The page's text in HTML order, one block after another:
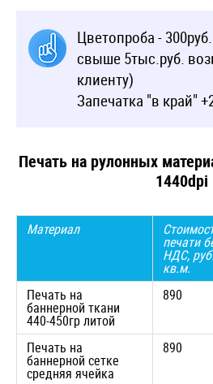
Цветопроба -
свыше 5тыс.руб.
клиенту)
Запечатка "в край"
Печать на рулонных
1440dpi
Материал
печати
НДС,
кв.м.
Печать на
баннерной ткани
440-450гр литой
890
Печать на
баннерной сетке
средняя ячейка
890